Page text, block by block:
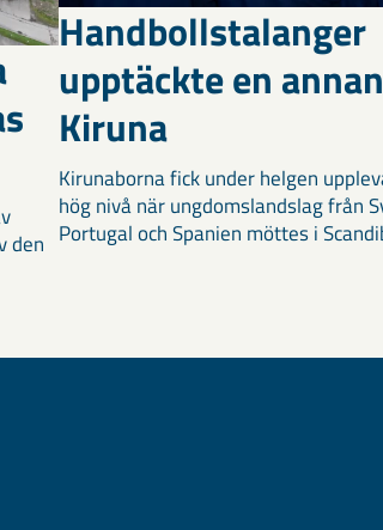
den
Handbollstalanger
upptäckte en
Kiruna
Kirunaborna fick under helgen
hög nivå när ungdomslandslag från
Portugal och Spanien möttes i